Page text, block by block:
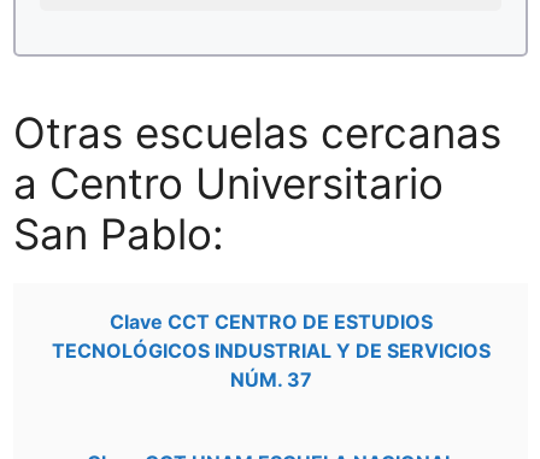
Otras escuelas cercanas
a Centro Universitario
San Pablo:
Clave CCT CENTRO DE ESTUDIOS
TECNOLÓGICOS INDUSTRIAL Y DE SERVICIOS
NÚM. 37